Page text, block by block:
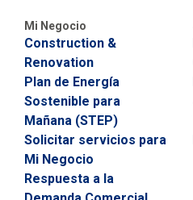
Mi Negocio
Construction &
Renovation
Plan de Energía
Sostenible para
Mañana (STEP)
Solicitar servicios para
Mi Negocio
Respuesta a la